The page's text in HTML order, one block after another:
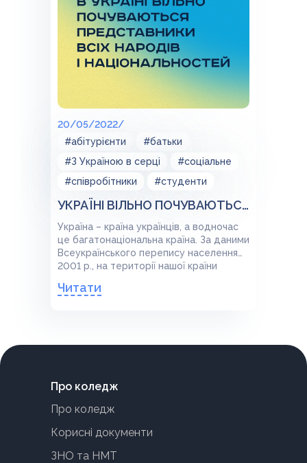
20/05/2022/
#абітурієнти
#батьки
#З Україною в серці
#соціальне
#співробітники
#студенти
УКРАЇНІ ВІЛЬНО ПОЧУВАЮТЬСЯ ПРЕДСТАВНИКИ ВСІХ НАРОДІВ І НАЦІОНАЛЬНОСТЕЙ
Україна – країна українців, а водночас
це багатонаціональна країна. За даними
Всеукраїнського перепису населення
2001 р., на території нашої країни
національностей.
Читати
Про коледж
Про коледж
Корисні документи
ЗНО та НМТ